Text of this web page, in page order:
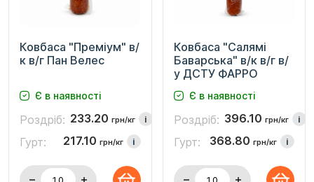
Ковбаса "Преміум" в/
к в/г Пан Велес
Є в наявності
Роздріб: 233.20 грн/кг i
Гурт: 217.10 грн/кг i
Ковбаса "Салямі
Баварська" в/к в/г в/
у ДСТУ ФАРРО
Є в наявності
Роздріб: 396.10 грн/кг i
Гурт: 368.80 грн/кг i